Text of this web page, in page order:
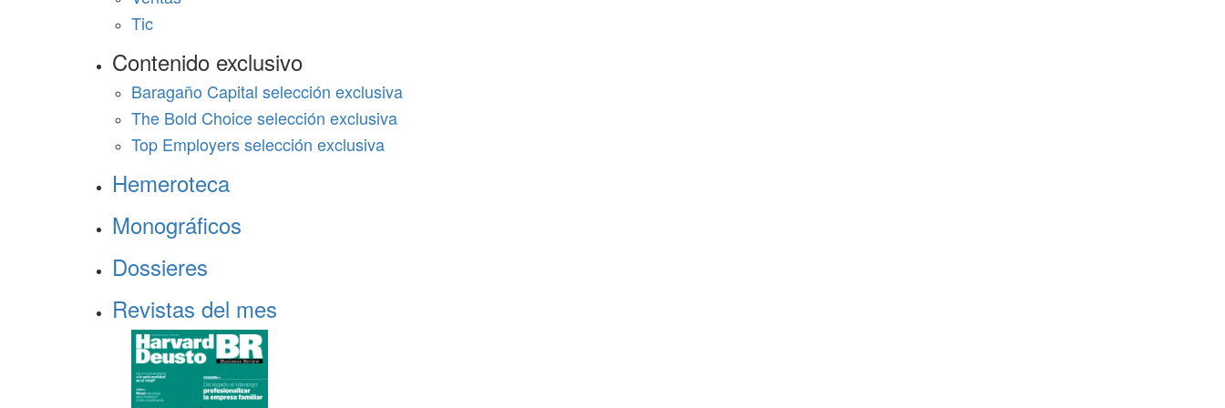
Tic
Contenido exclusivo
Baragaño Capital selección exclusiva
The Bold Choice selección exclusiva
Top Employers selección exclusiva
Hemeroteca
Monográficos
Dossieres
Revistas del mes